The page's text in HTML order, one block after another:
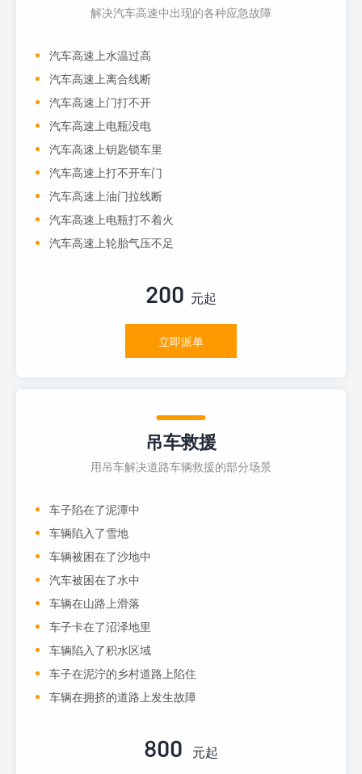
解决汽车高速中出现的各种应急故障
汽车高速上水温过高
汽车高速上离合线断
汽车高速上门打不开
汽车高速上电瓶没电
汽车高速上钥匙锁车里
汽车高速上打不开车门
汽车高速上油门拉线断
汽车高速上电瓶打不着火
汽车高速上轮胎气压不足
200 元起
立即派单
吊车救援
用吊车解决道路车辆救援的部分场景
车子陷在了泥潭中
车辆陷入了雪地
车辆被困在了沙地中
汽车被困在了水中
车辆在山路上滑落
车子卡在了沼泽地里
车辆陷入了积水区域
车子在泥泞的乡村道路上陷住
车辆在拥挤的道路上发生故障
800 元起